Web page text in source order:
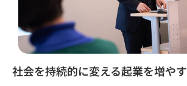
社会を持続的に変える起業を増やす